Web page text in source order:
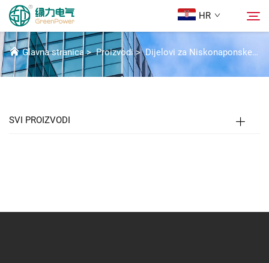
HR
Proizvodi
KOMPONENTE ZA IZOLACIJU
Glavna stranica>Proizvodi>Dijelovi za Niskonaponske Prekidačke Uredaje
SVI PROIZVODI